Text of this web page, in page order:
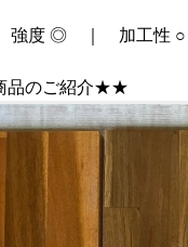
強度 ◎ ｜ 加工性
品のご紹介★★